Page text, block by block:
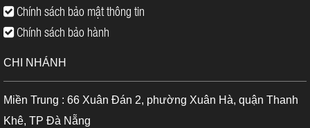
Chính sách bảo mật thông tin
Chính sách bảo hành
CHI NHÁNH
Miền Trung : 66 Xuân Đán 2, phường Xuân Hà, quận Thanh
Khê, TP Đà Nẵng